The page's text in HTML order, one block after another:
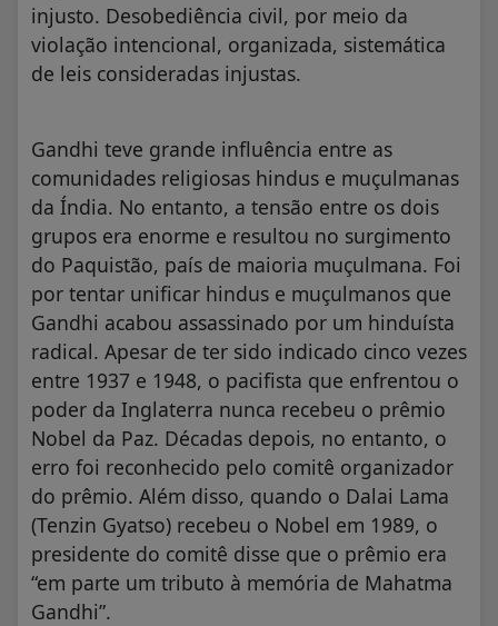
injusto. Desobediência civil, por meio da
violação intencional, organizada, sistemática
de leis consideradas injustas.
Gandhi teve grande influência entre as
comunidades religiosas hindus e muçulmanas
da Índia. No entanto, a tensão entre os dois
grupos era enorme e resultou no surgimento
do Paquistão, país de maioria muçulmana. Foi
por tentar unificar hindus e muçulmanos que
Gandhi acabou assassinado por um hinduísta
radical. Apesar de ter sido indicado cinco vezes
entre 1937 e 1948, o pacifista que enfrentou o
poder da Inglaterra nunca recebeu o prêmio
Nobel da Paz. Décadas depois, no entanto, o
erro foi reconhecido pelo comitê organizador
do prêmio. Além disso, quando o Dalai Lama
(Tenzin Gyatso) recebeu o Nobel em 1989, o
presidente do comitê disse que o prêmio era
“em parte um tributo à memória de Mahatma
Gandhi”.